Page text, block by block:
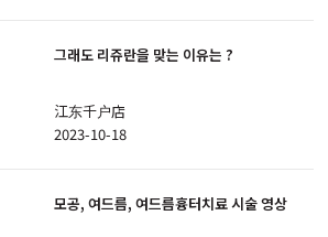
그래도 리쥬란을 맞는 이유는 ?
江东千户店
2023-10-18
모공, 여드름, 여드름흉터치료 시술 영상